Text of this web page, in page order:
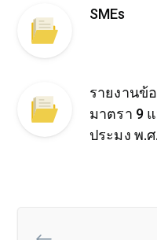
SMEs
รายงานข้
มาตรา 9
ประมง พ.